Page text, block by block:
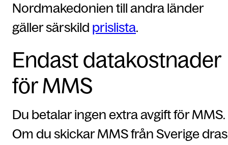
Nordmakedonien till andra länder
gäller särskild prislista.
Endast datakostnader
för MMS
Du betalar ingen extra avgift för MMS.
Om du skickar MMS från Sverige dras